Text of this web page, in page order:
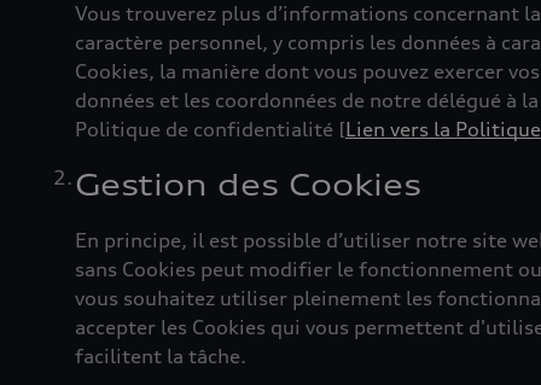
Vous trouverez plus d’informations concernant
caractère personnel, y compris les données à
Cookies, la manière dont vous pouvez exercer
données et les coordonnées de notre délégué à
Politique de confidentialité [Lien vers la
Gestion des Cookies
En principe, il est possible d’utiliser notre site
sans Cookies peut modifier le fonctionnement
vous souhaitez utiliser pleinement les
accepter les Cookies qui vous permettent
facilitent la tâche.